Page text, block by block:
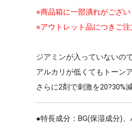
※商品箱に一部潰れがござい
※アウトレット品につきご
ジアミンが入っていないの
アルカリが低くてもトーン
さらに2剤で刺激を20?30%
●特長成分：BG(保湿成分)